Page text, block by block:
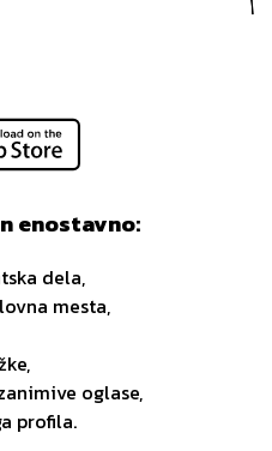
enostavno:
dela,
mesta,
oglase,
profila.